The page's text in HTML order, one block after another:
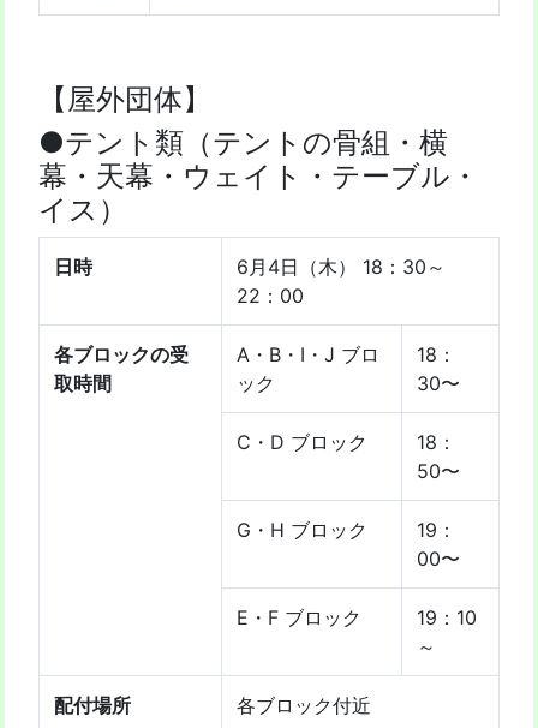
【屋外団体】
●テント類（テントの骨組・横
幕・天幕・ウェイト・テーブル・
イス）
日時
6月4日（木） 18：30～
22：00
各ブロックの受
取時間
A・B・I・J ブロ
ック
18：
30〜
C・D ブロック
18：
50〜
G・H ブロック
19：
00〜
E・F ブロック
19：10
～
配付場所 各ブロック付近